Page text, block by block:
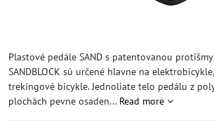
Plastové pedále SAND s patentovanou
SANDBLOCK sú určené hlavne na
trekingové bicykle. Jednoliate telo pedálu z
plochách pevne osaden... Read more